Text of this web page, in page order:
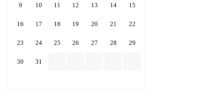
9 10 11 12 13 14 15
16 17 18 19 20 21 22
23 24 25 26 27 28 29
30 31